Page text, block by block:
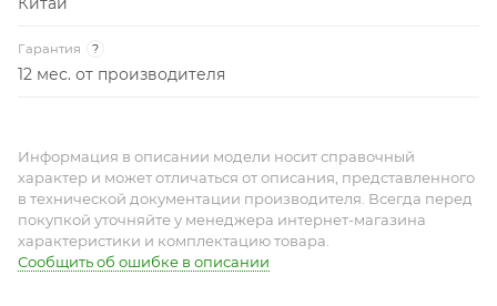
Гарантия ?
12 мес. от производителя
Информация в описании модели носит справочный
характер и может отличаться от описания, представленного
в технической документации производителя. Всегда перед
покупкой уточняйте у менеджера интернет-магазина
характеристики и комплектацию товара.
Сообщить об ошибке в описании